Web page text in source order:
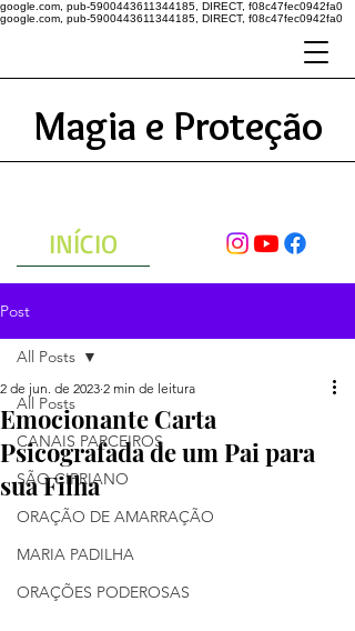
google.com, pub-5900443611344185, DIRECT, f08c47fec0942fa0
google.com, pub-5900443611344185, DIRECT, f08c47fec0942fa0
Magia e Proteção
INÍCIO
Post
All Posts
CANAIS PARCEIROS
SÃO CIPRIANO
ORAÇÃO DE AMARRAÇÃO
MARIA PADILHA
ORAÇÕES PODEROSAS
All Posts
Emocionante Carta
Psicografada de um Pai para
sua Filha
2 de jun. de 2023 2 min de leitura